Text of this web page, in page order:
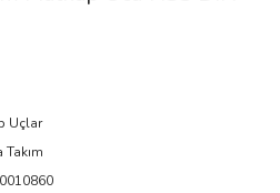
Uçlar
Takım